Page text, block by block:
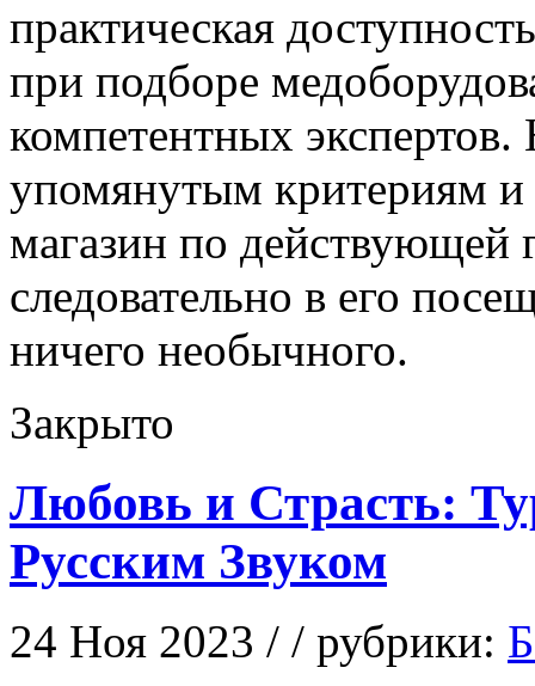
практическая
при подборе
компетентных
упомянутым критериям и
магазин по действующей
следовательно в его
ничего необычного.
Закрыто
Любовь и Страсть:
Русским Звуком
24 Ноя 2023 / / рубрики: